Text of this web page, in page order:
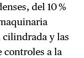
del 10 %
cilindrada y las
a la